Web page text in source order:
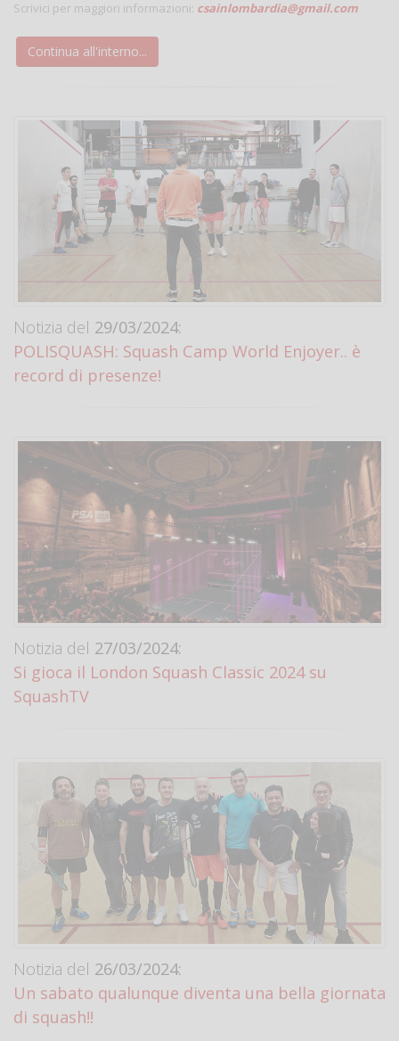
Scrivici per maggiori informazioni: csainlombardia@gmail.com
Continua all'interno...
Notizia del 29/03/2024:
POLISQUASH: Squash Camp World Enjoyer.. è
record di presenze!
Notizia del 27/03/2024:
Si gioca il London Squash Classic 2024 su
SquashTV
Notizia del 26/03/2024:
Un sabato qualunque diventa una bella giornata
di squash!!